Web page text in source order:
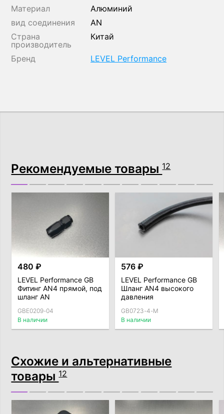
Материал
Алюминий
вид соединения
AN
Страна
производитель
Китай
Бренд LEVEL Performance
Рекомендуемые товары12
480 ₽
LEVEL Performance GB
Фитинг AN4 прямой, под
шланг AN
GBE0209-04
В наличии
576 ₽
LEVEL Performance GB
Шланг AN4 высокого
давления
нейлоновый (внутрений
D = 5,6мм)
GB0723-4-M
В наличии
Схожие и альтернативные
товары12